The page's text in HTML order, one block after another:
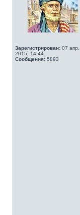
Зарегистрирован: 07 апр,
2015, 14:44
Сообщения: 5893